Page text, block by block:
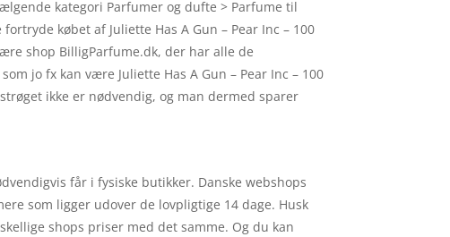
kategori Parfumer og dufte > Parfume til
købet af Juliette Has A Gun – Pear Inc – 100
shop BilligParfume.dk, der har alle de
jo fx kan være Juliette Has A Gun – Pear Inc – 100
ikke er nødvendig, og man dermed sparer
får i fysiske butikker. Danske webshops
som ligger udover de lovpligtige 14 dage. Husk
shops priser med det samme. Og du kan